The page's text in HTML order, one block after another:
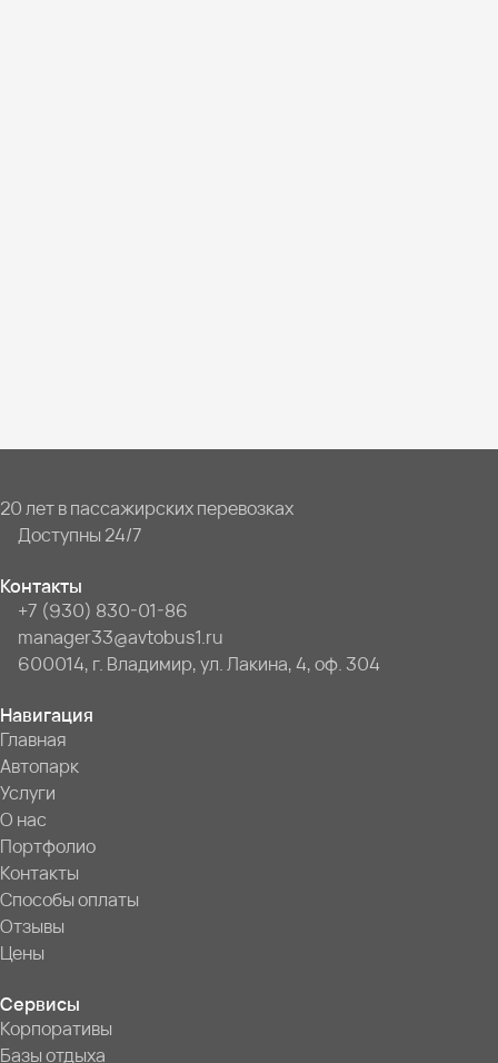
20 лет в пассажирских перевозках
Доступны 24/7
Контакты
+7 (930) 830-01-86
manager33@avtobus1.ru
600014, г. Владимир, ул. Лакина, 4, оф. 304
Навигация
Главная
Автопарк
Услуги
О нас
Портфолио
Контакты
Способы оплаты
Отзывы
Цены
Сервисы
Корпоративы
Базы отдыха